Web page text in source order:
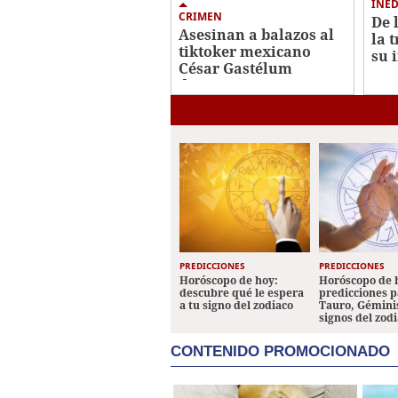
CRIMEN
Asesinan a balazos al
tiktoker mexicano
César Gastélum
durante una
De
la
su
PREDICCIONES
Horóscopo de hoy:
descubre qué le espera
a tu signo del zodiaco
PREDICCIONES
Horóscopo de
predicciones
Tauro,
signos del
CONTENIDO PROMOCIONADO